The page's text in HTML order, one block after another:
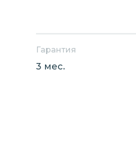
Гарантия
3 мес.